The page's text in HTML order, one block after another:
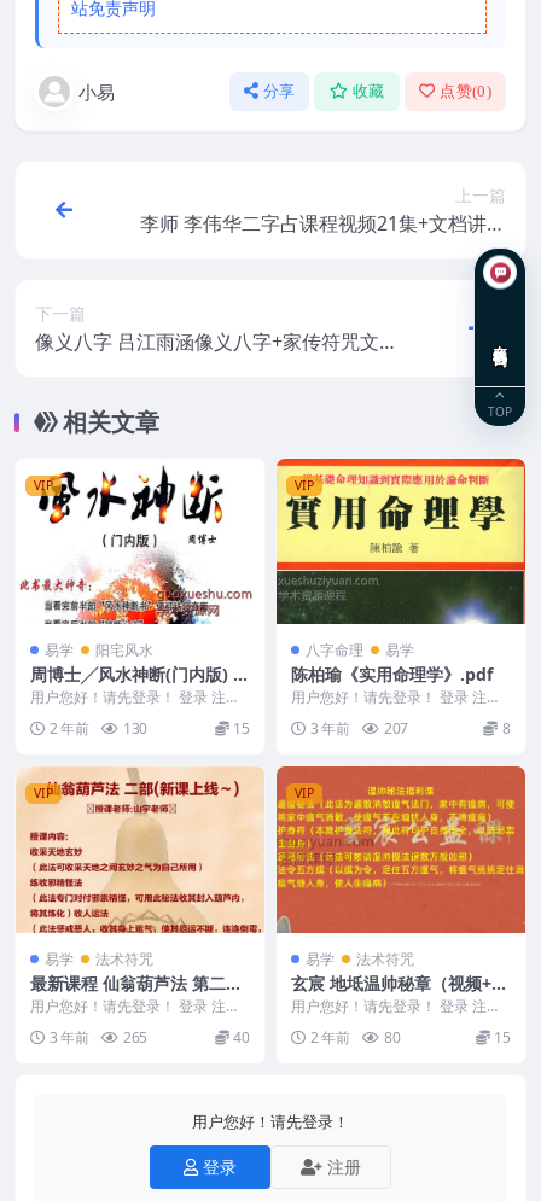
站免责声明
小易 分享 收藏 点赞(0)
上一篇
李师 李伟华二字占课程视频21集+文档讲义
资源
下一篇
像义八字 吕江雨涵像义八字+家传符咒文档
相关文章
VIP
易学 阳宅风水
周博士╱风水神断(门内版) 铁
口直断 神断心法(打印).pdf
用户您好！请先登录！ 登录 注册
周博士╱风水神断(门内版) 铁口直
断 神断心法...
2 年前 130 15
VIP
八字命理 易学
陈柏瑜《实用命理学》.pdf
用户您好！请先登录！ 登录 注册
陈柏瑜《实用命理学》.pdf Y2308
-34...3 年前 207 8
VIP
易学 法术符咒
最新课程 仙翁葫芦法 第二部
南极葫芦秘法
用户您好！请先登录！ 登录 注册
葫芦法 二部(新课上线～) 授课老
师:山宇老传...
3 年前 265 40
VIP
易学 法术符咒
玄宸 地坻温帅秘章（视频+文
档）Y
用户您好！请先登录！ 登录 注册
玄宸 地坻温帅秘章（视频+文档）
Y 25011...
2 年前 80 15
用户您好！请先登录！
登录 注册
TOP